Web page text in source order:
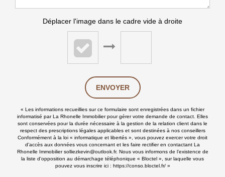
Déplacer l'image dans le cadre vide à droite
ENVOYER
« Les informations recueillies sur ce formulaire sont enregistrées dans un fichier
informatisé par La Rhonelle Immobilier pour gérer votre demande de contact. Elles
sont conservées pour la durée nécessaire à la gestion de la relation client dans le
respect des prescriptions légales applicables et sont destinées à nos conseillers
Conformément à la loi « informatique et libertés », vous pouvez exercer votre droit
d'accès aux données vous concernant et les faire rectifier en contactant La
Rhonelle Immobilier solliezkevin@outlook.fr. Nous vous informons de l’existence de
la liste d'opposition au démarchage téléphonique « Bloctel », sur laquelle vous
pouvez vous inscrire ici : https://conso.bloctel.fr/»